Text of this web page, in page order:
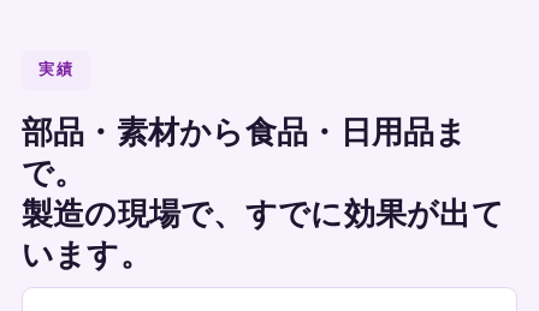
実績
部品・素材から食品・日用品ま
で。
製造の現場で、すでに効果が出て
います。